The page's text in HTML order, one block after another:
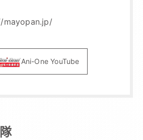
晚杯莊」的夥伴們也拖下水，絕
片投稿少女×絕對想要吃掉她的
影片拍攝開始了
mayopan.jp/
Ani-One YouTube